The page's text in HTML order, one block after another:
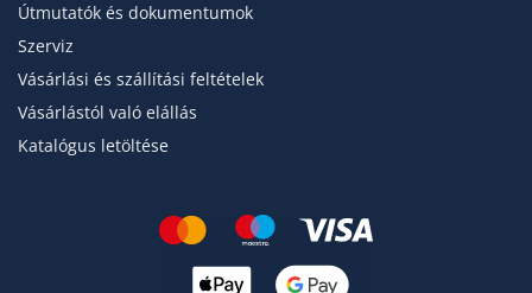
Útmutatók és dokumentumok
Szerviz
Vásárlási és szállítási feltételek
Vásárlástól való elállás
Katalógus letöltése